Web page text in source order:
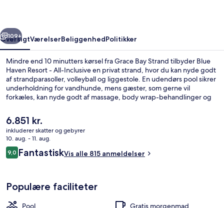
Næste
109+
OversigtVærelserBeliggenhedPolitikker
Mindre end 10 minutters kørsel fra Grace Bay Strand tilbyder Blue
Haven Resort - All-Inclusive en privat strand, hvor du kan nyde godt
af strandparasoller, volleyball og liggestole. En udendørs pool sikrer
underholdning for vandhunde, mens gæster, som gerne vil
forkæles, kan nyde godt af massage, body wrap-behandlinger og
aftensmad. Andre højdepunkter på dette overnatningssted med
luksusfaciliteter omfatter 4 barer/lounger, en marina og en gratis
børneklub. Rejsende er vilde med stedets hjælpsomme personale.
Den
nuværende
pris
er
6.851 kr.
6.851 kr.
inkluderer skatter og gebyrer
10. aug. - 11. aug.
Anmeldelser
9,09,0 ud af 10.
FantastiskVis alle 815 anmeldelser
Populære faciliteter
Pool
Gratis morgenmad